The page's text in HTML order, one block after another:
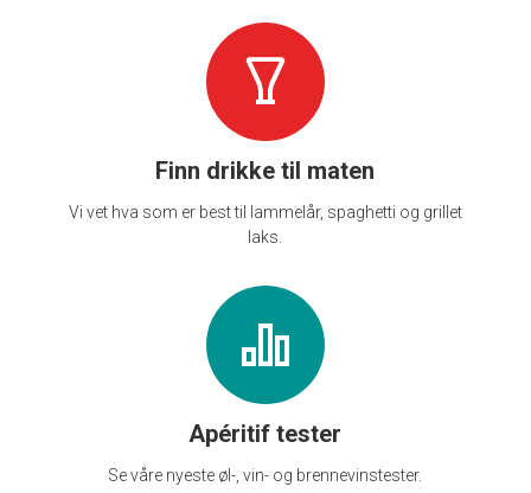
Finn drikke til maten
Vi vet hva som er best til lammelår, spaghetti og grillet
laks.
Apéritif tester
Se våre nyeste øl-, vin- og brennevinstester.